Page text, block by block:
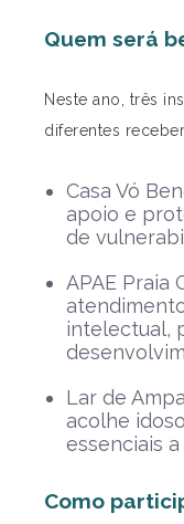
Quem será
Neste ano, três
diferentes
Casa Vó
apoio e
de
APAE Praia
intelectual,
Lar de
acolhe
essenciais
Como